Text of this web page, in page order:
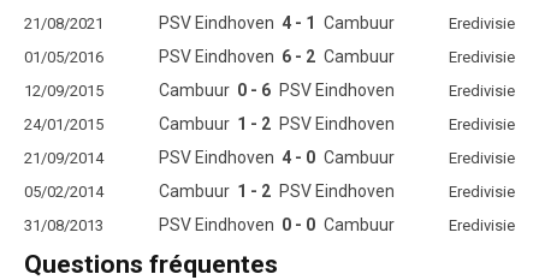
21/08/2021
PSV Eindhoven 4 - 1 Cambuur
Eredivisie
01/05/2016
PSV Eindhoven 6 - 2 Cambuur
Eredivisie
12/09/2015
Cambuur 0 - 6 PSV Eindhoven
Eredivisie
24/01/2015
Cambuur 1 - 2 PSV Eindhoven
Eredivisie
21/09/2014
PSV Eindhoven 4 - 0 Cambuur
Eredivisie
05/02/2014
Cambuur 1 - 2 PSV Eindhoven
Eredivisie
31/08/2013
PSV Eindhoven 0 - 0 Cambuur Eredivisie
Questions fréquentes